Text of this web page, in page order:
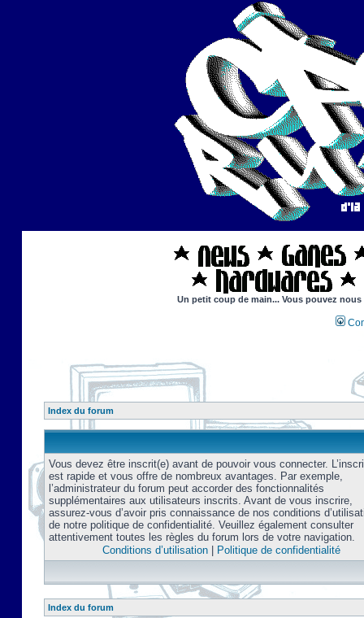
Un petit coup de main... Vous pouvez
Index du forum
Vous devez être inscrit(e) avant de pouvoir vous connecter.
est rapide et vous offre de nombreux avantages. Par exemple,
l’administrateur du forum peut accorder des fonctionnalités
supplémentaires aux utilisateurs inscrits. Avant de vous inscrire,
assurez-vous d’avoir pris connaissance de nos conditions
de notre politique de confidentialité. Veuillez également consulter
attentivement toutes les règles du forum lors de votre navigation.
Conditions d’utilisation| Politique de confidentialité
Index du forum